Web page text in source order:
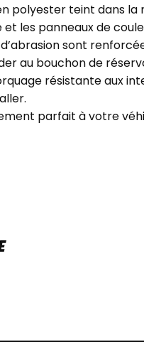
polyester teint dans la
les panneaux de
d’abrasion sont
au bouchon de
résistante aux
parfait à votre